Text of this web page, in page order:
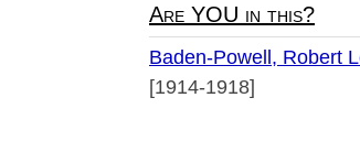
Are YOU in this?
Baden-Powell, Robert
[1914-1918]